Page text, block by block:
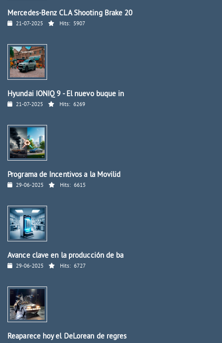
Mercedes-Benz CLA Shooting Brake 20
21-07-2025 Hits: 5907
Hyundai IONIQ 9 - El nuevo buque in
21-07-2025 Hits: 6269
Programa de Incentivos a la Movilid
29-06-2025 Hits: 6615
Avance clave en la producción de ba
29-06-2025 Hits: 6727
Reaparece hoy el DeLorean de regres